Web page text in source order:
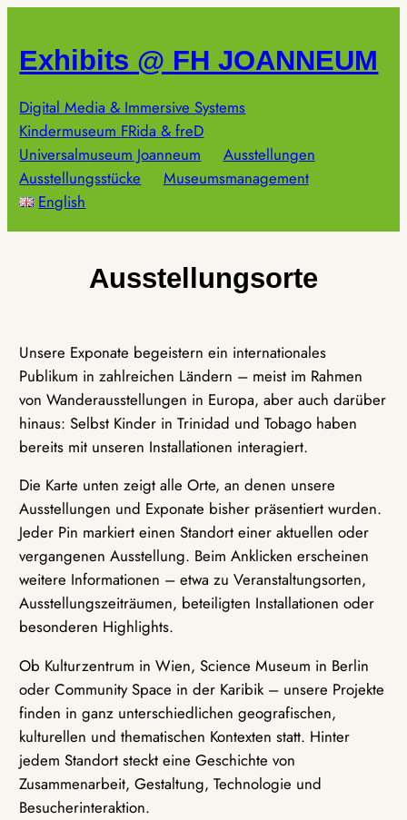
springen
Exhibits @ FH JOANNEUM
Digital Media & Immersive Systems
Kindermuseum FRida & freD
Universalmuseum Joanneum
Ausstellungen
Ausstellungsstücke
Museumsmanagement
English
Ausstellungsorte
Unsere Exponate begeistern ein internationales
Publikum in zahlreichen Ländern – meist im Rahmen
von Wanderausstellungen in Europa, aber auch darüber
hinaus: Selbst Kinder in Trinidad und Tobago haben
bereits mit unseren Installationen interagiert.
Die Karte unten zeigt alle Orte, an denen unsere
Ausstellungen und Exponate bisher präsentiert wurden.
Jeder Pin markiert einen Standort einer aktuellen oder
vergangenen Ausstellung. Beim Anklicken erscheinen
weitere Informationen – etwa zu Veranstaltungsorten,
Ausstellungszeiträumen, beteiligten Installationen oder
besonderen Highlights.
Ob Kulturzentrum in Wien, Science Museum in Berlin
oder Community Space in der Karibik – unsere Projekte
finden in ganz unterschiedlichen geografischen,
kulturellen und thematischen Kontexten statt. Hinter
jedem Standort steckt eine Geschichte von
Zusammenarbeit, Gestaltung, Technologie und
Besucherinteraktion.